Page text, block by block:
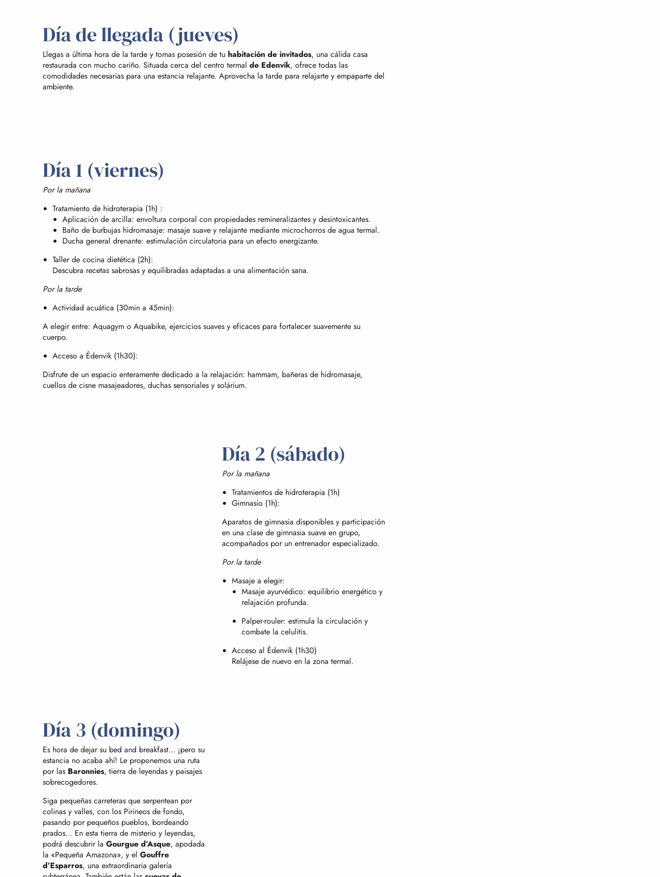
Día de llegada (jueves)
Llegas a última hora de la tarde y tomas posesión de tu habitación de invitados, una cálida casa
restaurada con mucho cariño. Situada cerca del centro termal de Edenvik, ofrece todas las
comodidades necesarias para una estancia relajante. Aprovecha la tarde para relajarte y empaparte del
ambiente.
Día 1 (viernes)
Por la mañana
Tratamiento de hidroterapia (1h) :
Aplicación de arcilla: envoltura corporal con propiedades remineralizantes y desintoxicantes.
Baño de burbujas hidromasaje: masaje suave y relajante mediante microchorros de agua termal.
Ducha general drenante: estimulación circulatoria para un efecto energizante.
Taller de cocina dietética (2h):
Descubra recetas sabrosas y equilibradas adaptadas a una alimentación sana.
Por la tarde
Actividad acuática (30min a 45min):
A elegir entre: Aquagym o Aquabike, ejercicios suaves y eficaces para fortalecer suavemente su
cuerpo.
Acceso a Édenvik (1h30):
Disfrute de un espacio enteramente dedicado a la relajación: hammam, bañeras de hidromasaje,
cuellos de cisne masajeadores, duchas sensoriales y solárium.
Día 2 (sábado)
Por la mañana
Tratamientos de hidroterapia (1h)
Gimnasio (1h):
Aparatos de gimnasia disponibles y participación
en una clase de gimnasia suave en grupo,
acompañados por un entrenador especializado.
Por la tarde
Masaje a elegir:
Masaje ayurvédico: equilibrio energético y
relajación profunda.
Palper-rouler: estimula la circulación y
combate la celulitis.
Acceso al Édenvik (1h30)
Relájese de nuevo en la zona termal.
Día 3 (domingo)
Es hora de dejar su bed and breakfast… ¡pero su
estancia no acaba ahí! Le proponemos una ruta
por las Baronnies, tierra de leyendas y paisajes
sobrecogedores.
Siga pequeñas carreteras que serpentean por
colinas y valles, con los Pirineos de fondo,
pasando por pequeños pueblos, bordeando
prados… En esta tierra de misterio y leyendas,
podrá descubrir la Gourgue d’Asque, apodada
la «Pequeña Amazona», y el Gouffre
d’Esparros, una extraordinaria galería